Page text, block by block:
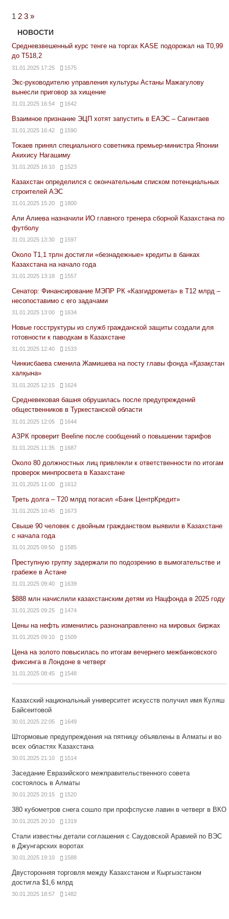
1 2 3 Next
Posts
»
НОВОСТИ
Средневзвешенный курс тенге на торгах KASE подорожал на Т0,99
до Т518,2
31.01.2025 17:25 1575
Экс-руководителю управления культуры Астаны Мажагулову
вынесли приговор за хищение
31.01.2025 16:54 1642
Взаимное признание ЭЦП хотят запустить в ЕАЭС – Сагинтаев
31.01.2025 16:42 1590
Токаев принял специального советника премьер-министра Японии
Акихису Нагашиму
31.01.2025 16:10 1523
Казахстан определился с окончательным списком потенциальных
строителей АЭС
31.01.2025 15:20 1800
Али Алиева назначили ИО главного тренера сборной Казахстана по
футболу
31.01.2025 13:30 1597
Около Т1,1 трлн достигли «безнадежные» кредиты в банках
Казахстана на начало года
31.01.2025 13:18 1557
Сенатор: Финансирование МЭПР РК «Казгидромета» в Т12 млрд –
несопоставимо с его задачами
31.01.2025 13:00 1634
Новые госструктуры из служб гражданской защиты создали для
готовности к паводкам в Казахстане
31.01.2025 12:40 1533
Чинкисбаева сменила Жамишева на посту главы фонда «Қазақстан
халқына»
31.01.2025 12:15 1624
Средневековая башня обрушилась после предупреждений
общественников в Туркестанской области
31.01.2025 12:05 1644
АЗРК проверит Beeline после сообщений о повышении тарифов
31.01.2025 11:35 1687
Около 80 должностных лиц привлекли к ответственности по итогам
проверок минпросвета в Казахстане
31.01.2025 11:00 1612
Треть долга – Т20 млрд погасил «Банк ЦентрКредит»
31.01.2025 10:45 1673
Свыше 90 человек с двойным гражданством выявили в Казахстане
с начала года
31.01.2025 09:50 1585
Преступную группу задержали по подозрению в вымогательстве и
грабеже в Астане
31.01.2025 09:40 1639
$888 млн начислили казахстанским детям из Нацфонда в 2025 году
31.01.2025 09:25 1474
Цены на нефть изменились разнонаправленно на мировых биржах
31.01.2025 09:10 1509
Цена на золото повысилась по итогам вечернего межбанковского
фиксинга в Лондоне в четверг
31.01.2025 08:45 1548
Казахский национальный университет искусств получил имя Куляш
Байсеитовой
30.01.2025 22:05 1649
Штормовые предупреждения на пятницу объявлены в Алматы и во
всех областях Казахстана
30.01.2025 21:10 1514
Заседание Евразийского межправительственного совета
состоялось в Алматы
30.01.2025 20:15 1520
380 кубометров снега сошло при профспуске лавин в четверг в ВКО
30.01.2025 20:10 1319
Стали известны детали соглашения с Саудовской Аравией по ВЭС
в Джунгарских воротах
30.01.2025 19:10 1588
Двусторонняя торговля между Казахстаном и Кыргызстаном
достигла $1,6 млрд
30.01.2025 18:57 1482